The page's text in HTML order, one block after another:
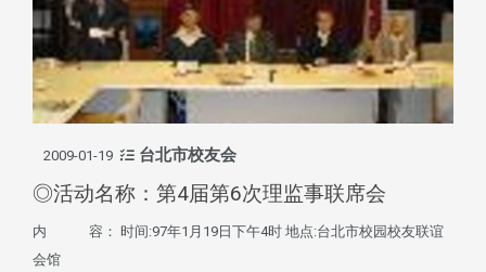
2009-01-19 台北市校友会
◎活动名称：第4届第6次理监事联席会
内 容： 时间:97年1月19日下午4时 地点:台北市校园校友联谊
会馆